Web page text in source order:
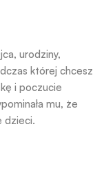
urodziny,
której chcesz
i poczucie
mu, że
dzieci.